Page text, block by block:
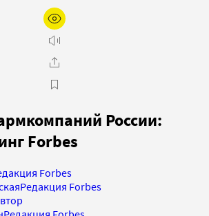
России:
Forbes
Forbes
Редакция Forbes